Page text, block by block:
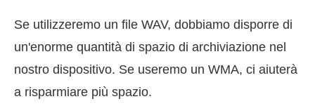
Se utilizzeremo un file WAV, dobbiamo disporre di
un'enorme quantità di spazio di archiviazione nel
nostro dispositivo. Se useremo un WMA, ci aiuterà
a risparmiare più spazio.